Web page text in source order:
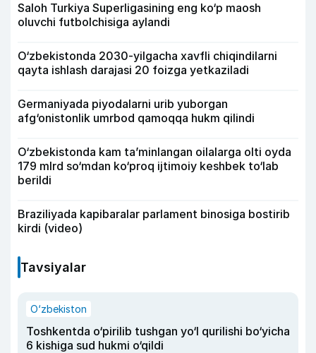
Saloh Turkiya Superligasining eng ko‘p maosh
oluvchi futbolchisiga aylandi
O‘zbekistonda 2030-yilgacha xavfli chiqindilarni
qayta ishlash darajasi 20 foizga yetkaziladi
Germaniyada piyodalarni urib yuborgan
afg‘onistonlik umrbod qamoqqa hukm qilindi
O‘zbekistonda kam ta’minlangan oilalarga olti oyda
179 mlrd so‘mdan ko‘proq ijtimoiy keshbek to‘lab
berildi
Braziliyada kapibaralar parlament binosiga bostirib
kirdi (video)
Tavsiyalar
O‘zbekiston
Toshkentda o‘pirilib tushgan yo‘l qurilishi bo‘yicha
6 kishiga sud hukmi o‘qildi